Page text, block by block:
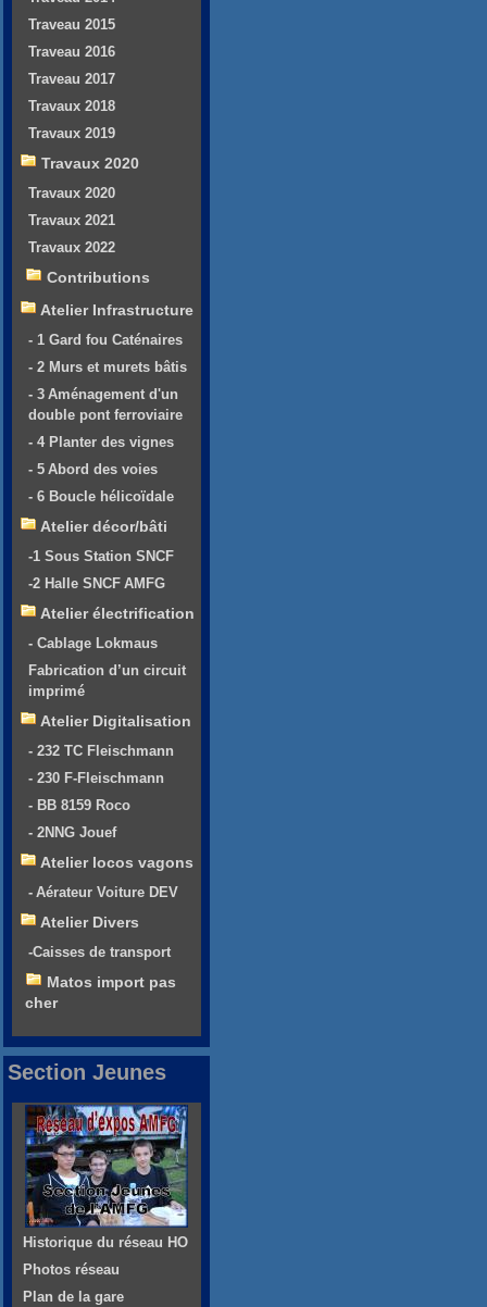
Traveau 2015
Traveau 2016
Traveau 2017
Travaux 2018
Travaux 2019
Travaux 2020
Travaux 2020
Travaux 2021
Travaux 2022
Contributions
Atelier Infrastructure
- 1 Gard fou Caténaires
- 2 Murs et murets bâtis
- 3 Aménagement d'un
double pont ferroviaire
- 4 Planter des vignes
- 5 Abord des voies
- 6 Boucle hélicoïdale
Atelier décor/bâti
-1 Sous Station SNCF
-2 Halle SNCF AMFG
Atelier électrification
- Cablage Lokmaus
Fabrication d’un circuit
imprimé
Atelier Digitalisation
- 232 TC Fleischmann
- 230 F-Fleischmann
- BB 8159 Roco
- 2NNG Jouef
Atelier locos vagons
- Aérateur Voiture DEV
Atelier Divers
-Caisses de transport
Matos import pas
cher
Section Jeunes
Historique du réseau HO
Photos réseau
Plan de la gare